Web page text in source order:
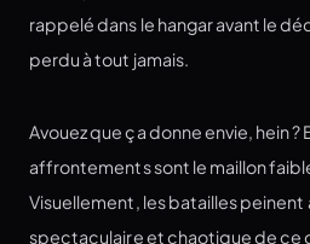
rappelé dans le hangar avant le
perdu à tout jamais.
Avouez que ça donne envie, hein ?
affrontements sont le maillon
Visuellement, les batailles
spectaculaire et chaotique de ce